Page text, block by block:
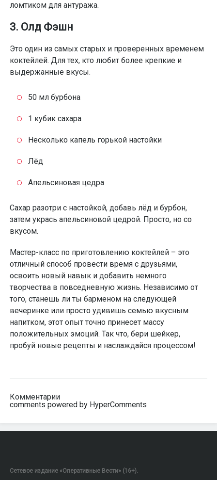
ломтиком для антуража.
3. Олд Фэшн
Это один из самых старых и проверенных временем
коктейлей. Для тех, кто любит более крепкие и
выдержанные вкусы.
50 мл бурбона
1 кубик сахара
Несколько капель горькой настойки
Лёд
Апельсиновая цедра
Сахар разотри с настойкой, добавь лёд и бурбон,
затем укрась апельсиновой цедрой. Просто, но со
вкусом.
Мастер-класс по приготовлению коктейлей – это
отличный способ провести время с друзьями,
освоить новый навык и добавить немного
творчества в повседневную жизнь. Независимо от
того, станешь ли ты барменом на следующей
вечеринке или просто удивишь семью вкусным
напитком, этот опыт точно принесет массу
положительных эмоций. Так что, бери шейкер,
пробуй новые рецепты и наслаждайся процессом!
Комментарии
comments powered by HyperComments
Сетевое издание «Оперативные Вести» (16+).